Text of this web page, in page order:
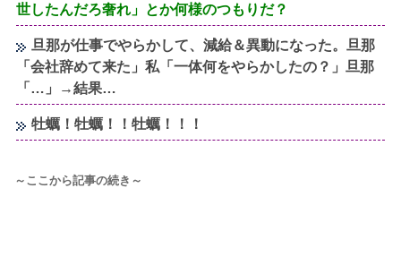
世したんだろ奢れ」とか何様のつもりだ？
旦那が仕事でやらかして、減給＆異動になった。旦那
「会社辞めて来た」私「一体何をやらかしたの？」旦那
「…」→結果…
牡蠣！牡蠣！！牡蠣！！！
～ここから記事の続き～